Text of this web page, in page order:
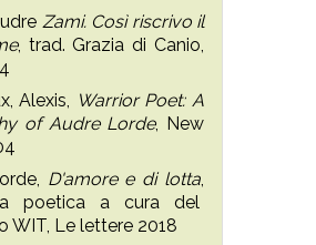
Zami. Così riscrivo il
, trad. Grazia di Canio,
Alexis, Warrior Poet: A
of Audre Lorde, New
D'amore e di lotta,
poetica a cura del
WIT, Le lettere 2018